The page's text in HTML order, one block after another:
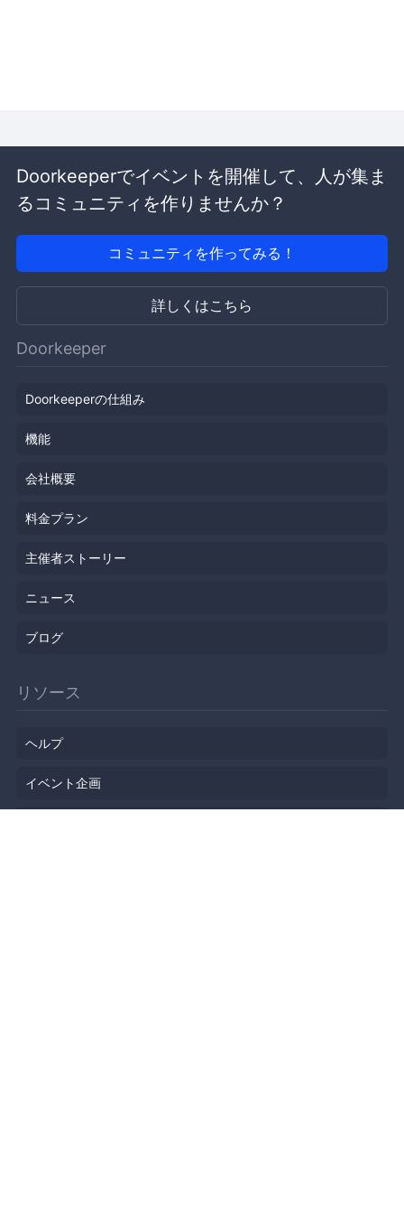
Doorkeeperでイベントを開催して、人が集ま
るコミュニティを作りませんか？
コミュニティを作ってみる！
詳しくはこちら
Doorkeeper
Doorkeeperの仕組み
機能
会社概要
料金プラン
主催者ストーリー
ニュース
ブログ
リソース
ヘルプ
イベント企画